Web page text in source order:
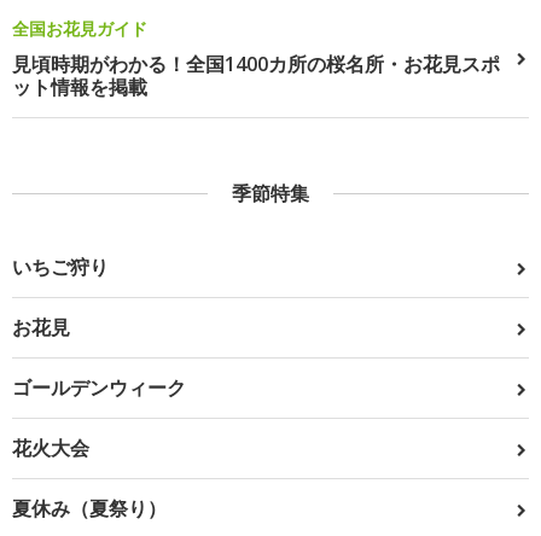
全国お花見ガイド
見頃時期がわかる！全国1400カ所の桜名所・お花見スポ
ット情報を掲載
季節特集
いちご狩り
お花見
ゴールデンウィーク
花火大会
夏休み（夏祭り）